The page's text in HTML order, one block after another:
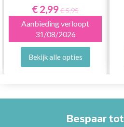
€ 2,99 € 5,95
Aanbieding verloopt
31/08/2026
Bekijk alle opties
Bespaar